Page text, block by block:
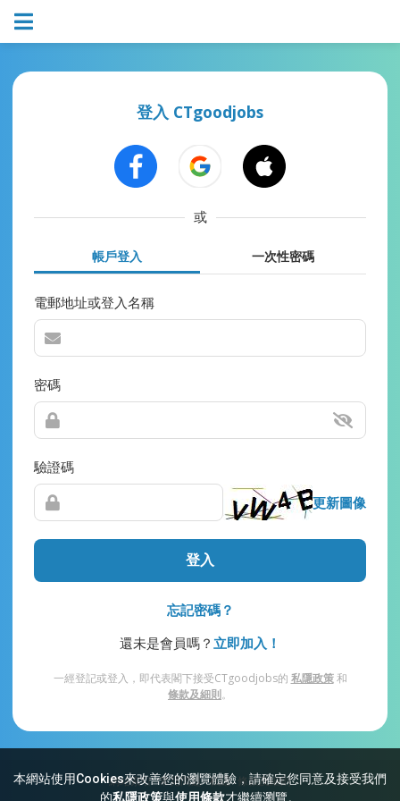
本網站使用Cookies來改善您的瀏覽體驗，請確定您同意及接受我們
的私隱政策與使用條款才繼續瀏覽。
登入 CTgoodjobs
或
帳戶登入 一次性密碼
電郵地址或登入名稱
密碼
驗證碼
更新圖像
登入
忘記密碼？
還未是會員嗎？ 立即加入！
一經登記或登入，即代表閣下接受CTgoodjobs的 私隱政策和
條款及細則。
網站索引 常見問題 私隱 條款及細則